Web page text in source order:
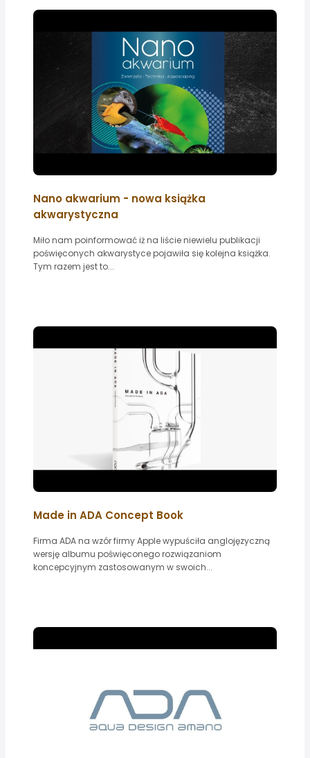
Nano akwarium - nowa książka
akwarystyczna
Miło nam poinformować iż na liście niewielu publikacji
poświęconych akwarystyce pojawiła się kolejna książka.
Tym razem jest to...
Made in ADA Concept Book
Firma ADA na wzór firmy Apple wypuściła anglojęzyczną
wersję albumu poświęconego rozwiązaniom
koncepcyjnym zastosowanym w swoich...